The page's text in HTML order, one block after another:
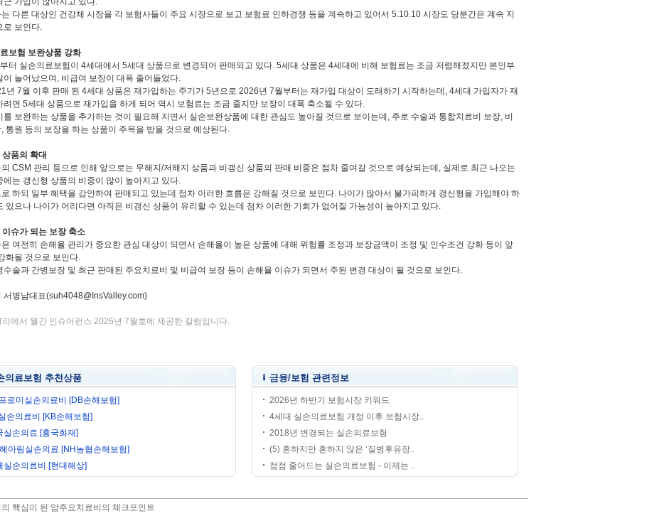
다른 대상인 건강체 시장을 각 보험사들이 주요 시장으로 보고 보험료 인하경쟁 등을 계속하고 있어서 5.10.10 시장도 당분간은 계속 지
로 보인다.
보험 보완상품 강화
터 실손의료보험이 4세대에서 5세대 상품으로 변경되어 판매되고 있다. 5세대 상품은 4세대에 비해 보험료는 조금 저렴해졌지만 본인부
이 늘어났으며, 비급여 보장이 대폭 줄어들었다.
년 7월 이후 판매 된 4세대 상품은 재가입하는 주기가 5년으로 2026년 7월부터는 재가입 대상이 도래하기 시작하는데, 4세대 가입자가 재
려면 5세대 상품으로 재가입을 하게 되어 역시 보험료는 조금 줄지만 보장이 대폭 축소될 수 있다.
를 보완하는 상품을 추가하는 것이 필요해 지면서 실손보완상품에 대한 관심도 높아질 것으로 보이는데, 주로 수술과 통합치료비 보장, 비
통원 등의 보장을 하는 상품이 주목을 받을 것으로 예상된다.
품의 확대
CSM 관리 등으로 인해 앞으로는 무해지/저해지 상품과 비갱신 상품의 판매 비중은 점차 줄여갈 것으로 예상되는데, 실제로 최근 나오는
에는 갱신형 상품의 비중이 많이 높아지고 있다.
하되 일부 혜택을 감안하여 판매되고 있는데 점차 이러한 흐름은 강해질 것으로 보인다. 나이가 많아서 불가피하게 갱신형을 가입해야 하
있으나 나이가 어리다면 아직은 비갱신 상품이 유리할 수 있는데 점차 이러한 기회가 없어질 가능성이 높아지고 있다.
이슈가 되는 보장 축소
여전히 손해율 관리가 중요한 관심 대상이 되면서 손해율이 높은 상품에 대해 위험률 조정과 보장금액이 조정 및 인수조건 강화 등이 앞
화될 것으로 보인다.
수술과 간병보장 및 최근 판매된 주요치료비 및 비급여 보장 등이 손해율 이슈가 되면서 주된 변경 대상이 될 것으로 보인다.
서병남대표(suh4048@InsValley.com)
에서 월간 인슈어런스 2026년 7월호에 제공한 칼럼입니다.
의료보험 추천상품
로미실손의료비 [DB손해보험]
손의료비 [KB손해보험]
실손의료 [흥국화재]
아림실손의료 [NH농협손해보험]
실손의료비 [현대해상]
금융/보험 관련정보
2026년 하반기 보험시장 키워드
4세대 실손의료보험 개정 이후 보험시장..
2018년 변경되는 실손의료보험
(5) 흔하지만 흔하지 않은 ‘질병후유장..
점점 줄어드는 실손의료보험 - 이제는 ..
핵심이 된 암주요치료비의 체크포인트